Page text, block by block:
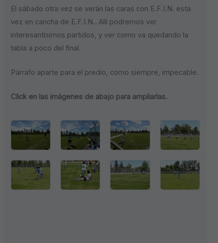
El sábado otra vez se verán las caras con E.F.I.N. esta
vez en cancha de E.F.I.N.. Allí podremos ver
interesantísimos partidos, y ver como va quedando la
tabla a poco del final.
Párrafo aparte para el predio, como siempre, impecable.
Click en las imágenes de abajo para ampliarlas.